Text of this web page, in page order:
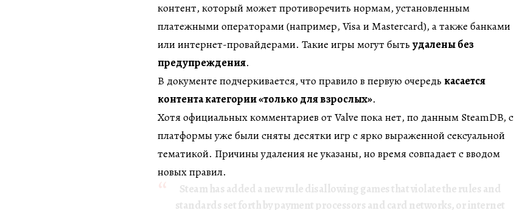
контент, который может противоречить нормам, установленным
платежными операторами (например, Visa и Mastercard), а также банками
или интернет-провайдерами. Такие игры могут быть удалены без
предупреждения.
В документе подчеркивается, что правило в первую очередь касается
контента категории «только для взрослых».
Хотя официальных комментариев от Valve пока нет, по данным SteamDB, с
платформы уже были сняты десятки игр с ярко выраженной сексуальной
тематикой. Причины удаления не указаны, но время совпадает с вводом
новых правил.
Steam has added a new rule disallowing games that violate the rules and
standards set forth by payment processors and card networks, or internet